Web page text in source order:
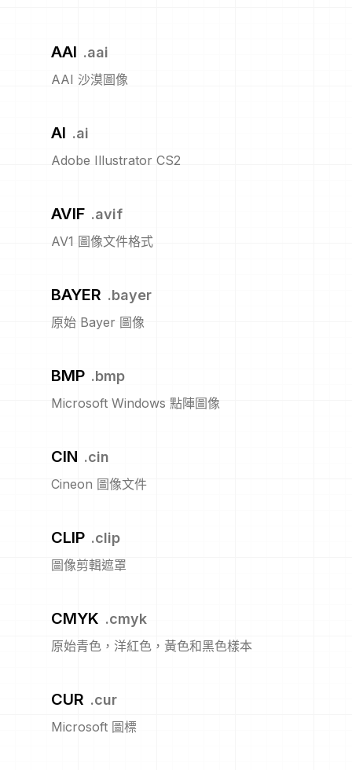
AAI .aai
AAI 沙漠圖像
AI .ai
Adobe Illustrator CS2
AVIF .avif
AV1 圖像文件格式
BAYER .bayer
原始 Bayer 圖像
BMP .bmp
Microsoft Windows 點陣圖像
CIN .cin
Cineon 圖像文件
CLIP .clip
圖像剪輯遮罩
CMYK .cmyk
原始青色，洋紅色，黃色和黑色樣本
CUR .cur
Microsoft 圖標